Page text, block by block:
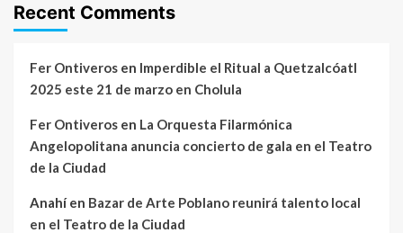
Recent Comments
Fer Ontiveros en Imperdible el Ritual a Quetzalcóatl
2025 este 21 de marzo en Cholula
Fer Ontiveros en La Orquesta Filarmónica
Angelopolitana anuncia concierto de gala en el Teatro
de la Ciudad
Anahíen Bazar de Arte Poblano reunirá talento local
en el Teatro de la Ciudad